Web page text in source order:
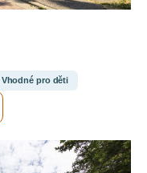
Vhodné pro děti